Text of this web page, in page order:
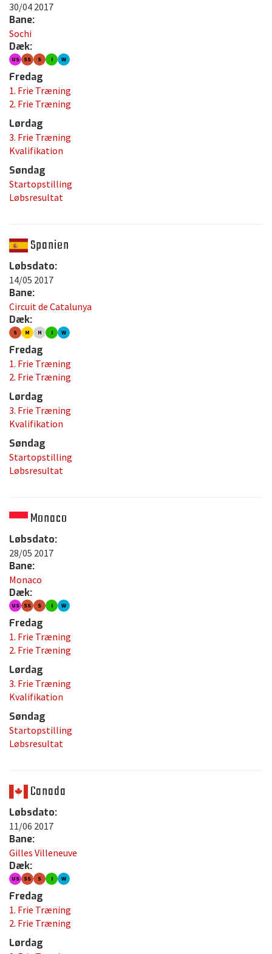
30/04 2017
Bane:
Sochi
Dæk:
US SS S I W
Fredag
1. Frie Træning
2. Frie Træning
Lørdag
3. Frie Træning
Kvalifikation
Søndag
Startopstilling
Løbsresultat
Spanien
Løbsdato:
14/05 2017
Bane:
Circuit de Catalunya
Dæk:
S M H I W
Fredag
1. Frie Træning
2. Frie Træning
Lørdag
3. Frie Træning
Kvalifikation
Søndag
Startopstilling
Løbsresultat
Monaco
Løbsdato:
28/05 2017
Bane:
Monaco
Dæk:
US SS S I W
Fredag
1. Frie Træning
2. Frie Træning
Lørdag
3. Frie Træning
Kvalifikation
Søndag
Startopstilling
Løbsresultat
Canada
Løbsdato:
11/06 2017
Bane:
Gilles Villeneuve
Dæk:
US SS S I W
Fredag
1. Frie Træning
2. Frie Træning
Lørdag